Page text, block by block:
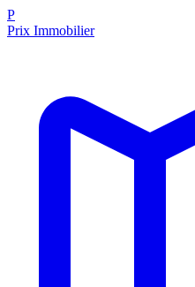
P
Prix Immobilier